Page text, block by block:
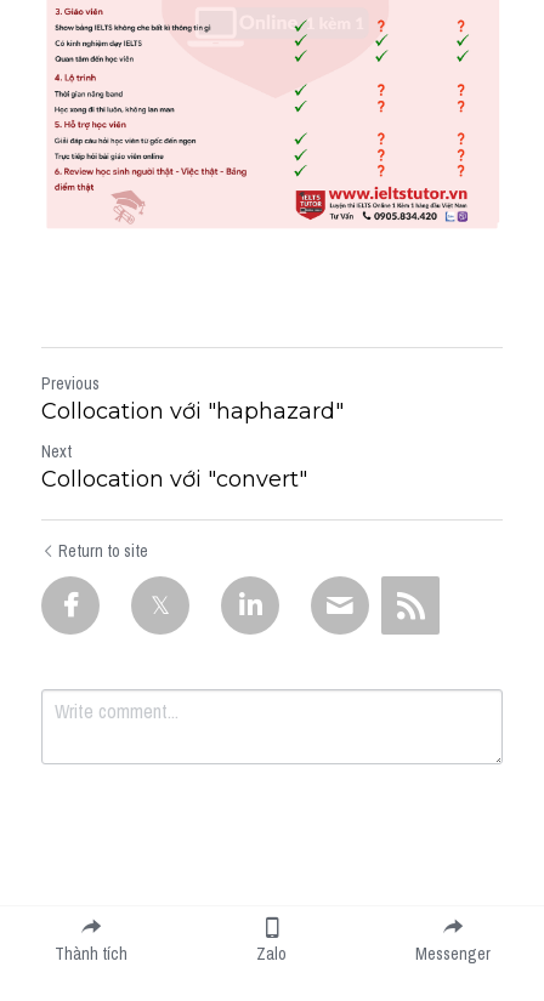
Previous
Collocation với "haphazard"
Next
Collocation với "convert"
Return to site
Submit
Thành tích Zalo Messenger